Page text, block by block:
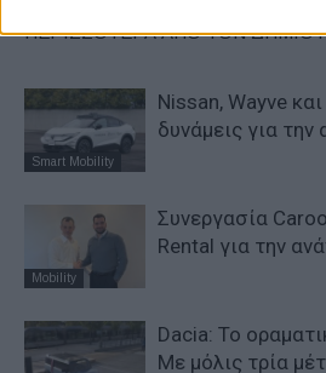
ΠΕΡΙΣΣΟΤΕΡΑ ΑΠΟ ΤΟΝ
Smart Mobility
Nissan, Wayve
δυνάμεις για
Mobility
Συνεργασία
Rental για την
Dacia: To
Με μόλις τρία